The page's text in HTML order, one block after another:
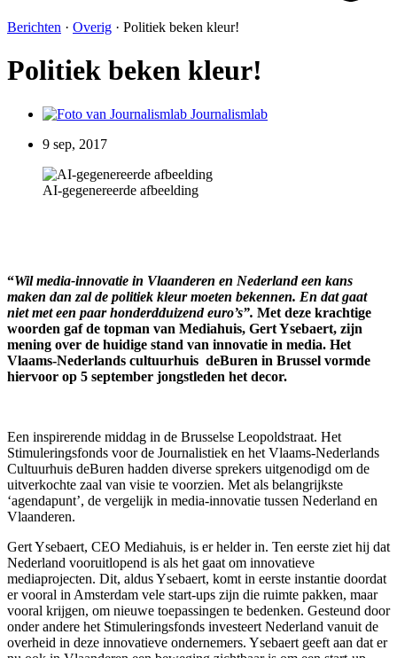
Berichten · Overig · Politiek beken kleur!
Politiek beken kleur!
Journalismlab
9 sep, 2017
AI-gegenereerde afbeelding
“Wil media-innovatie in Vlaanderen en Nederland een kans
maken dan zal de politiek kleur moeten bekennen. En dat gaat
niet met een paar honderdduizend euro’s”. Met deze krachtige
woorden gaf de topman van Mediahuis, Gert Ysebaert, zijn
mening over de huidige stand van innovatie in media. Het
Vlaams-Nederlands cultuurhuis deBuren in Brussel vormde
hiervoor op 5 september jongstleden het decor.
Een inspirerende middag in de Brusselse Leopoldstraat. Het
Stimuleringsfonds voor de Journalistiek en het Vlaams-Nederlands
Cultuurhuis deBuren hadden diverse sprekers uitgenodigd om de
uitverkochte zaal van visie te voorzien. Met als belangrijkste
‘agendapunt’, de vergelijk in media-innovatie tussen Nederland en
Vlaanderen.
Gert Ysebaert, CEO Mediahuis, is er helder in. Ten eerste ziet hij dat
Nederland vooruitlopend is als het gaat om innovatieve
mediaprojecten. Dit, aldus Ysebaert, komt in eerste instantie doordat
er vooral in Amsterdam vele start-ups zijn die ruimte pakken, maar
vooral krijgen, om nieuwe toepassingen te bedenken. Gesteund door
onder andere het Stimuleringsfonds investeert Nederland vanuit de
overheid in deze innovatieve ondernemers. Ysebaert geeft aan dat er